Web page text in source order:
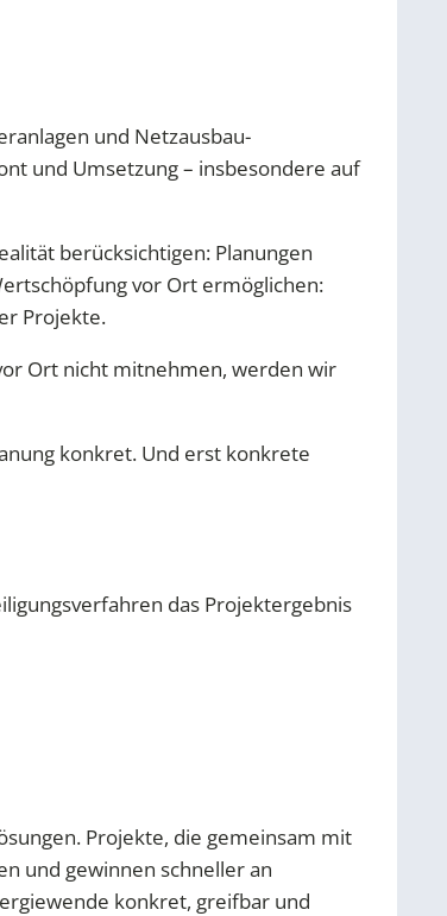
und Netzausbau-
und Umsetzung – insbesondere auf
berücksichtigen: Planungen
vor Ort ermöglichen:
Projekte.
Ort nicht mitnehmen, werden wir
konkret. Und erst konkrete
das Projektergebnis
Projekte, die gemeinsam mit
und gewinnen schneller an
konkret, greifbar und